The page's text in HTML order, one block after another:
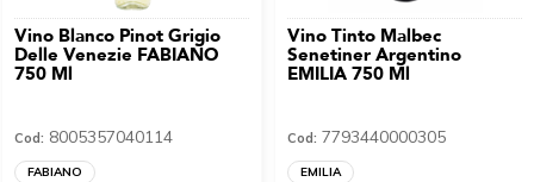
Vino Blanco Pinot Grigio
Delle Venezie FABIANO
750 Ml
Cod: 8005357040114
FABIANO
Vino Tinto Malbec
Senetiner Argentino
EMILIA 750 Ml
Cod: 7793440000305
EMILIA